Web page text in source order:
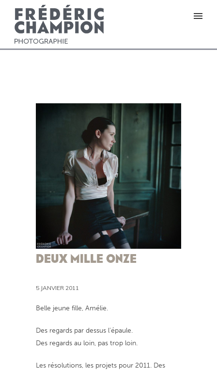
DEUX MILLE ONZE
5 JANVIER 2011
Belle jeune fille, Amélie.
Des regards par dessus l’épaule.
Des regards au loin, pas trop loin.
Les résolutions, les projets pour 2011. Des